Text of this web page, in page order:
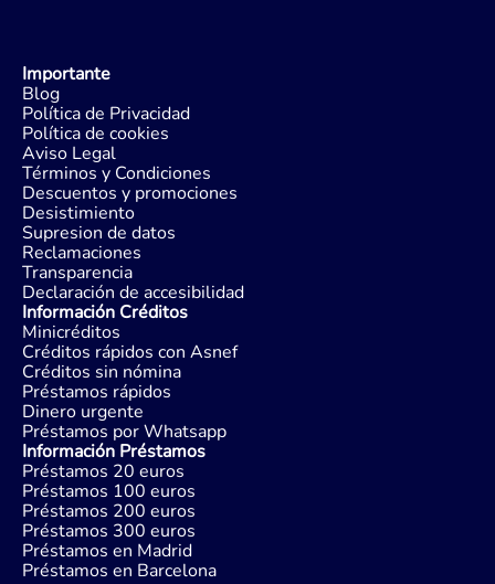
Importante
Blog
Política de Privacidad
Política de cookies
Aviso Legal
Términos y Condiciones
Descuentos y promociones
Desistimiento
Supresion de datos
Reclamaciones
Transparencia
Declaración de accesibilidad
Información Créditos
Minicréditos
Créditos rápidos con Asnef
Créditos sin nómina
Préstamos rápidos
Dinero urgente
Préstamos por Whatsapp
Información Préstamos
Préstamos 20 euros
Préstamos 100 euros
Préstamos 200 euros
Préstamos 300 euros
Préstamos en Madrid
Préstamos en Barcelona